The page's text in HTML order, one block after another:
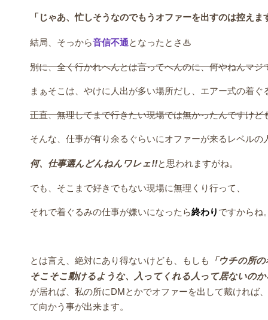
「じゃあ、忙しそうなのでもうオファーを出すのは控えま
結局、そっから音信不通となったとさ♨︎
別に、全く行かれへんとは言ってへんのに、何やねんマジ
まぁそこは、やけに人出が多い場所だし、エアー式の着ぐ
正直、無理してまで行きたい現場では無かったんですけど
そんな、仕事が有り余るぐらいにオファーが来るレベルの
何、仕事選んどんねんワレェ!!と思われますがね。
でも、そこまで好きでもない現場に無理くり行って、
それで着ぐるみの仕事が嫌いになったら終わりですからね
とは言え、絶対にあり得ないけども、もしも 「ウチの所
そこそこ動けるような、入ってくれる人って居ないの
が居れば、私の所にDMとかでオファーを出して戴ければ
て向かう事が出来ます。